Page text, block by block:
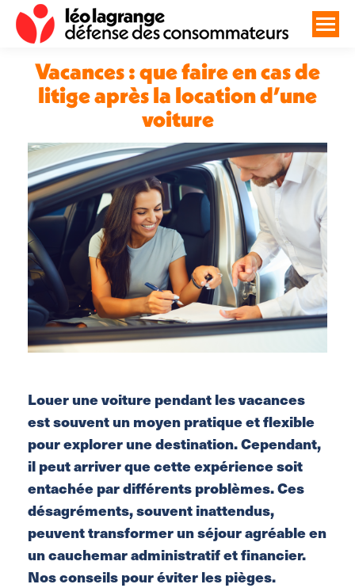
Vacances : que faire en cas de
litige après la location d’une
voiture
Vous êtes ici :
Louer une voiture pendant les vacances
est souvent un moyen pratique et flexible
pour explorer une destination. Cependant,
il peut arriver que cette expérience soit
entachée par différents problèmes. Ces
désagréments, souvent inattendus,
peuvent transformer un séjour agréable en
un cauchemar administratif et financier.
Nos conseils pour éviter les pièges.